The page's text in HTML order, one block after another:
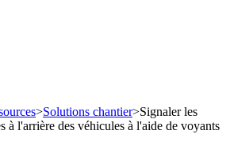
>Solutions chantier>Signaler les
à l'arrière des véhicules à l'aide de voyants